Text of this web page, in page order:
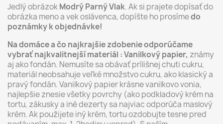
Jedlý obrázokModrý Parný Vlak. Ak si prajete dopísať do
obrázka meno a vek oslávenca, dopíšte ho prosímedo
poznámky k objednávke!
Na domáce a čo najkrajšie zdobenie odporúčame
vybrať najkvalitnejší materiál : Vanilkový papier, známy
aj ako fondán. Nemusíte sa obávať prílišnej chuti cukru,
materiál neobsahuje veľké množstvo cukru, ako klasický a
pravý fondán. Vanilkový papier krásne vanilkovo vonia,
najlepšie znesie všetky povrchy (ako podkladový krém na
tortu, zákusky a iné dezerty sa najviac odporúča maslový
krém. Ak použijete iný krém, tortu ozdobujte tesne pred